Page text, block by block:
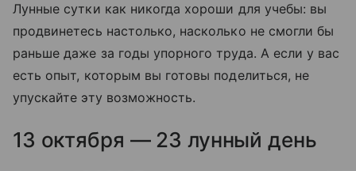
Лунные сутки как никогда хороши для учебы: вы
продвинетесь настолько, насколько не смогли бы
раньше даже за годы упорного труда. А если у вас
есть опыт, которым вы готовы поделиться, не
упускайте эту возможность.
13 октября — 23 лунный день